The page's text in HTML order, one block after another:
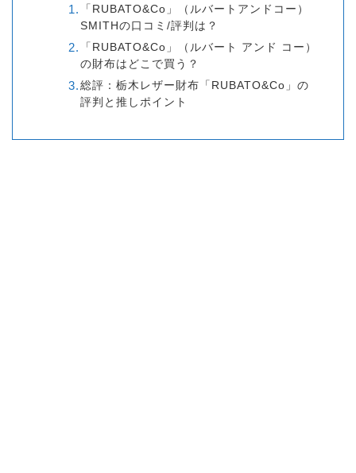
「RUBATO&Co」（ルバートアンドコー）
SMITHの口コミ/評判は？
「RUBATO&Co」（ルバート アンド コー）
の財布はどこで買う？
総評：栃木レザー財布「RUBATO&Co」の
評判と推しポイント